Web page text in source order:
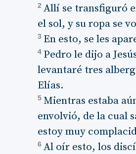
2 Allí se transfiguró
el sol, y su ropa se
3 En esto, se les
4 Pedro le dijo a
levantaré tres
Elías.
5 Mientras estaba
envolvió, de la cual
estoy muy
6 Al oír esto, los